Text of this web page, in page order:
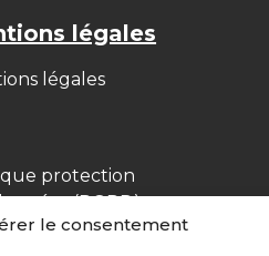
le consentement
légales
légales
protection
(RGPD)